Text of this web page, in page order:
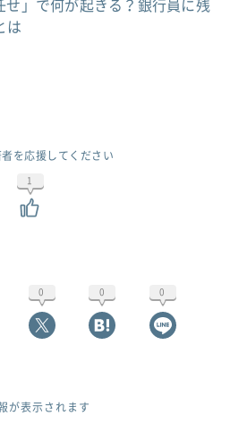
」で何が起きる？銀行員に残
は
を応援してください
1
0 0 0
が表示されます